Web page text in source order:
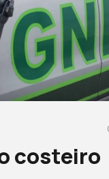
costeiro